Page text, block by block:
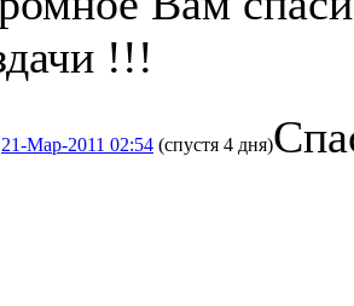
!!!
21-Мар-2011 02:54 (спустя 4 дня)